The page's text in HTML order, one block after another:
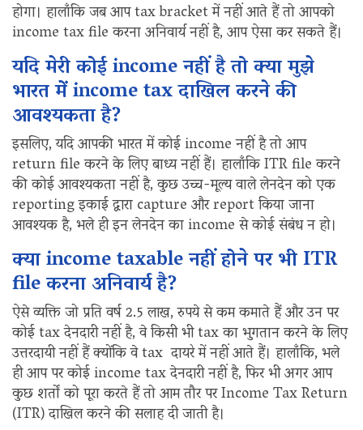
होगा। हालाँकि जब आप tax bracket में नहीं आते हैं तो आपको
income tax file करना अनिवार्य नहीं है, आप ऐसा कर सकते हैं।
यदि मेरी कोई income नहीं है तो क्या मुझे
भारत में income tax दाखिल करने की
आवश्यकता है?
इसलिए, यदि आपकी भारत में कोई income नहीं है तो आप
return file करने के लिए बाध्य नहीं हैं। हालाँकि ITR file करने
की कोई आवश्यकता नहीं है, कुछ उच्च-मूल्य वाले लेनदेन को एक
reporting इकाई द्वारा capture और report किया जाना
आवश्यक है, भले ही इन लेनदेन का income से कोई संबंध न हो।
क्या income taxable नहीं होने पर भी ITR
file करना अनिवार्य है?
ऐसे व्यक्ति जो प्रति वर्ष 2.5 लाख, रुपये से कम कमाते हैं और उन पर
कोई tax देनदारी नहीं है, वे किसी भी tax का भुगतान करने के लिए
उत्तरदायी नहीं हैं क्योंकि वे tax दायरे में नहीं आते हैं। हालाँकि, भले
ही आप पर कोई income tax देनदारी नहीं है, फिर भी अगर आप
कुछ शर्तों को पूरा करते हैं तो आम तौर पर Income Tax Return
(ITR) दाखिल करने की सलाह दी जाती है।